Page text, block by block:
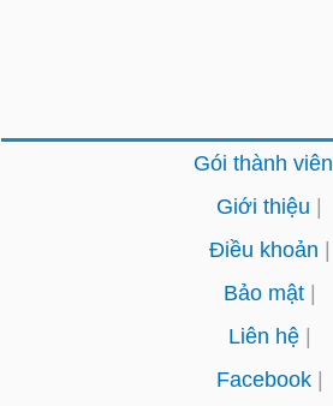
Gói thành viên
Giới thiệu
Điều khoản
Bảo mật
Liên hệ
Facebook